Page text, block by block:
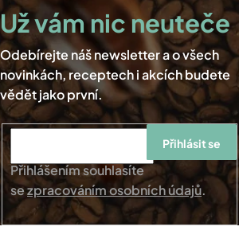
Přihlášením souhlasíte
sezpracováním osobních údajů.
Přihlásit se